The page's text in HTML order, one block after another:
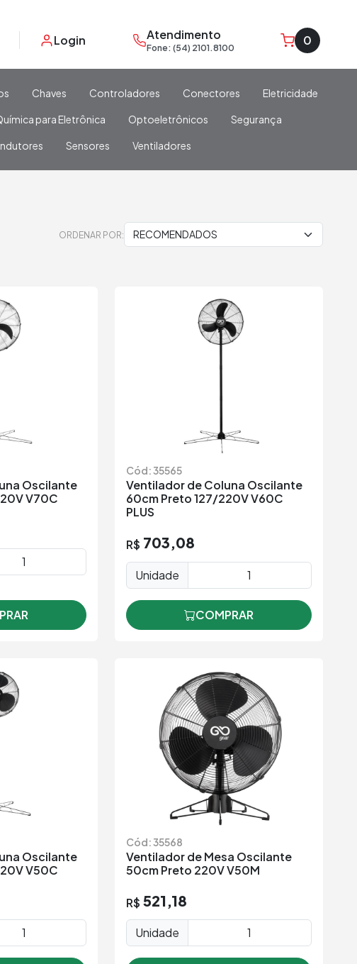
Login Atendimento
Fone: (54) 2101.8100 0
Chaves Controladores Conectores Eletricidade
para Eletrônica Optoeletrônicos Segurança
Sensores Ventiladores
ORDENAR POR:
Oscilante
V70C
Cód: 35565
Ventilador de Coluna Oscilante
60cm Preto 127/220V V60C
PLUS
R$ 703,08
Unidade
COMPRAR
Oscilante
V50C
Cód: 35568
Ventilador de Mesa Oscilante
50cm Preto 220V V50M
R$ 521,18
Unidade